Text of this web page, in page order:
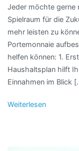
Jeder möchte gerne
Spielraum für die
mehr leisten zu
Portemonnaie
helfen können: 1.
Haushaltsplan hilft
Einnahmen im Blick
Weiterlesen